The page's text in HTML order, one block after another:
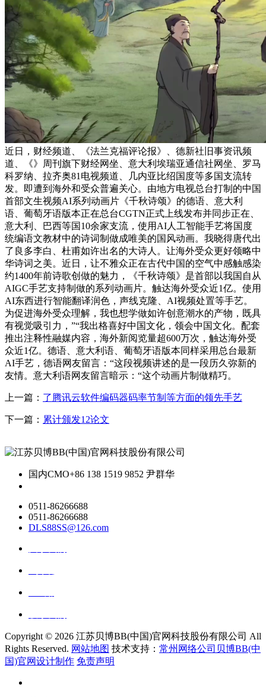
近日，财经频道、《法兰克福评论报》、德新社旧事资讯频
道、《》周刊旗下财经网坐、意大利埃瑞亚通信社网坐、罗马
科罗纳、拉齐奥81电视频道、几内亚比绍国度等多国支流转
发。即遭到海外和受众普遍关心。由地方电视总台打制的中国
首部文生视频AI系列动画片《千秋诗颂》的德语、意大利
语、葡萄牙语版本正在总台CGTN正式上线发布并同步正在、
意大利、巴西等国10余家支流，使用AI人工智能手艺将国度
统编语文教材中的诗词制做成唯美的国风动画。我晓得唐代出
了良多李白、杜甫如许出名的大诗人。让海外受众更好领略中
华诗词之美。近日，让不雅众正在古代中国的空气中感触感染
约1400年前诗歌创做的魅力，《千秋诗颂》是首部以我国自从
AIGC手艺支持制做的系列动画片。触达海外受众近1亿。使用
AI东西进行智能翻译润色，声线克隆、AI视频处置等手艺。
为促进海外受众理解，我也想学做如许创意潮水的产物，既具
有视觉吸引力，”“我出格喜好中国文化，领会中国文化。配套
推出注释性融媒内容，海外新阅览量超600万次，触达海外受
众近1亿。德语、意大利语、葡萄牙语版本同样采用总台最新
AI手艺，德语网友留言：“这段视频讲述的是一段历久弥新的
友情。意大利语网友留言暗示：“这个动画片制做精巧。
上一篇： 了腾讯云软件编码器码率节制等方面的领先手艺
下一篇： 累计颁发12论文
国内CMO+86 138 1519 9852 尹群华
0511-86266688
0511-86266688
DLS88SS@126.com
Copyright © 2026 江苏贝博BB(中国)官网科技股份有限公司 All
Rights Reserved. 网站地图 技术支持： 常州网络公司贝博BB(中
国)官网设计制作 免责声明